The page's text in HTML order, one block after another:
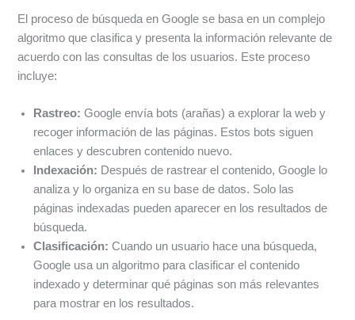
El proceso de búsqueda en Google se basa en un complejo
algoritmo que clasifica y presenta la información relevante de
acuerdo con las consultas de los usuarios. Este proceso
incluye:
Rastreo: Google envía bots (arañas) a explorar la web y
recoger información de las páginas. Estos bots siguen
enlaces y descubren contenido nuevo.
Indexación: Después de rastrear el contenido, Google lo
analiza y lo organiza en su base de datos. Solo las
páginas indexadas pueden aparecer en los resultados de
búsqueda.
Clasificación: Cuando un usuario hace una búsqueda,
Google usa un algoritmo para clasificar el contenido
indexado y determinar qué páginas son más relevantes
para mostrar en los resultados.